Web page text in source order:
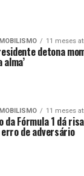
11 meses
detona
alma’
11 meses
da Fórmula 1 dá
erro de adversário